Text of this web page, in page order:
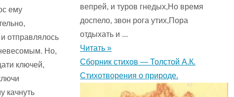
ему
отправлялось
Но,
ключей,
качнуть
вепрей, и туров гнедых,Но время
доспело, звон рога утих,Пора
отдыхать и ...
Читать »
Сборник стихов — Толстой А.К.
Стихотворения о природе.